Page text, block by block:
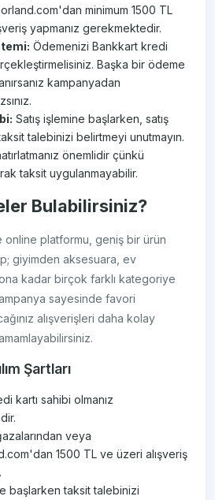
minimum 1500 TL
yapmanız gerekmektedir.
Ödemenizi Bankkart kredi
Başka bir ödeme
kampanyadan
Satış işlemine başlarken, satış
talebinizi belirtmeyi unutmayın.
önemlidir çünkü
taksit uygulanmayabilir.
Bulabilirsiniz?
online platformu, geniş bir ürün
giyimden aksesuara, ev
kadar birçok farklı kategoriye
sayesinde favori
alışverişleri daha kolay
Şartları
kartı sahibi olmanız
veya
1500 TL ve üzeri alışveriş
başlarken taksit talebinizi